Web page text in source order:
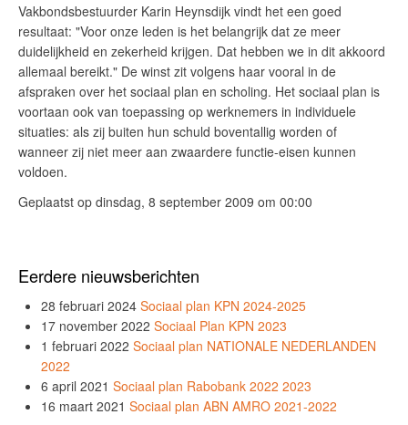
Vakbondsbestuurder Karin Heynsdijk vindt het een goed
resultaat: "Voor onze leden is het belangrijk dat ze meer
duidelijkheid en zekerheid krijgen. Dat hebben we in dit akkoord
allemaal bereikt." De winst zit volgens haar vooral in de
afspraken over het sociaal plan en scholing. Het sociaal plan is
voortaan ook van toepassing op werknemers in individuele
situaties: als zij buiten hun schuld boventallig worden of
wanneer zij niet meer aan zwaardere functie-eisen kunnen
voldoen.
Geplaatst op dinsdag, 8 september 2009 om 00:00
Eerdere nieuwsberichten
28 februari 2024 Sociaal plan KPN 2024-2025
17 november 2022 Sociaal Plan KPN 2023
1 februari 2022 Sociaal plan NATIONALE NEDERLANDEN
2022
6 april 2021 Sociaal plan Rabobank 2022 2023
16 maart 2021 Sociaal plan ABN AMRO 2021-2022